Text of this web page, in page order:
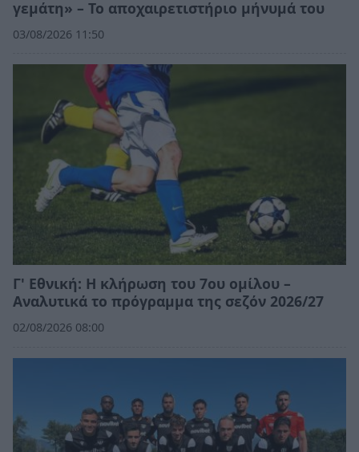
γεμάτη» – Το αποχαιρετιστήριο μήνυμά του
03/08/2026 11:50
Γ' Εθνική: Η κλήρωση του 7ου ομίλου –
Αναλυτικά το πρόγραμμα της σεζόν 2026/27
02/08/2026 08:00